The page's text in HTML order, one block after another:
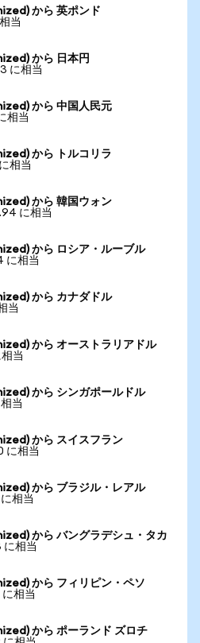
から 英ポンド
当
から 日本円
に相当
から 中国人民元
相当
から トルコリラ
相当
から 韓国ウォン
に相当
から ロシア・ルーブル
に相当
から カナダドル
当
から オーストラリアドル
当
から シンガポールドル
当
から スイスフラン
に相当
から ブラジル・レアル
相当
から バングラデシュ・タカ
に相当
から フィリピン・ペソ
相当
から ポーランド ズロチ